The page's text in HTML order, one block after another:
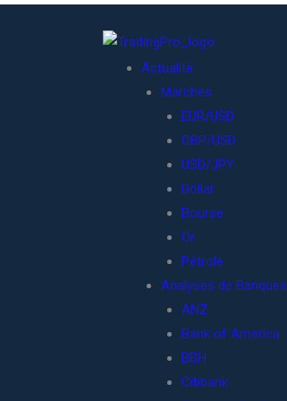
Actualité
Marchés
EUR/USD
GBP/USD
USD/JPY
Dollar
Bourse
Or
Pétrole
Analyses de Banques
ANZ
Bank of America
BBH
Citibank